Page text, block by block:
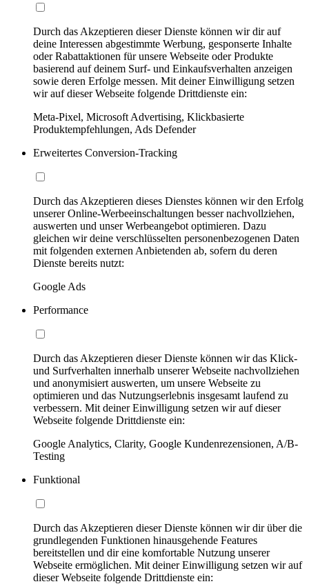
Durch das Akzeptieren dieser Dienste können wir dir auf
deine Interessen abgestimmte Werbung, gesponserte Inhalte
oder Rabattaktionen für unsere Webseite oder Produkte
basierend auf deinem Surf- und Einkaufsverhalten anzeigen
sowie deren Erfolge messen. Mit deiner Einwilligung setzen
wir auf dieser Webseite folgende Drittdienste ein:
Meta-Pixel, Microsoft Advertising, Klickbasierte
Produktempfehlungen, Ads Defender
Erweitertes Conversion-Tracking
Durch das Akzeptieren dieses Dienstes können wir den Erfolg
unserer Online-Werbeeinschaltungen besser nachvollziehen,
auswerten und unser Werbeangebot optimieren. Dazu
gleichen wir deine verschlüsselten personenbezogenen Daten
mit folgenden externen Anbietenden ab, sofern du deren
Dienste bereits nutzt:
Google Ads
Performance
Durch das Akzeptieren dieser Dienste können wir das Klick-
und Surfverhalten innerhalb unserer Webseite nachvollziehen
und anonymisiert auswerten, um unsere Webseite zu
optimieren und das Nutzungserlebnis insgesamt laufend zu
verbessern. Mit deiner Einwilligung setzen wir auf dieser
Webseite folgende Drittdienste ein:
Google Analytics, Clarity, Google Kundenrezensionen, A/B-
Testing
Funktional
Durch das Akzeptieren dieser Dienste können wir dir über die
grundlegenden Funktionen hinausgehende Features
bereitstellen und dir eine komfortable Nutzung unserer
Webseite ermöglichen. Mit deiner Einwilligung setzen wir auf
dieser Webseite folgende Drittdienste ein: